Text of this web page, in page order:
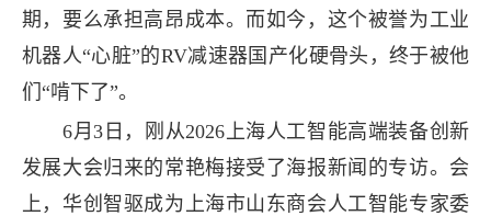
期，要么承担高昂成本。而如今，这个被誉为工业
机器人“心脏”的RV减速器国产化硬骨头，终于被他
们“啃下了”。
6月3日，刚从2026上海人工智能高端装备创新
发展大会归来的常艳梅接受了海报新闻的专访。会
上，华创智驱成为上海市山东商会人工智能专家委